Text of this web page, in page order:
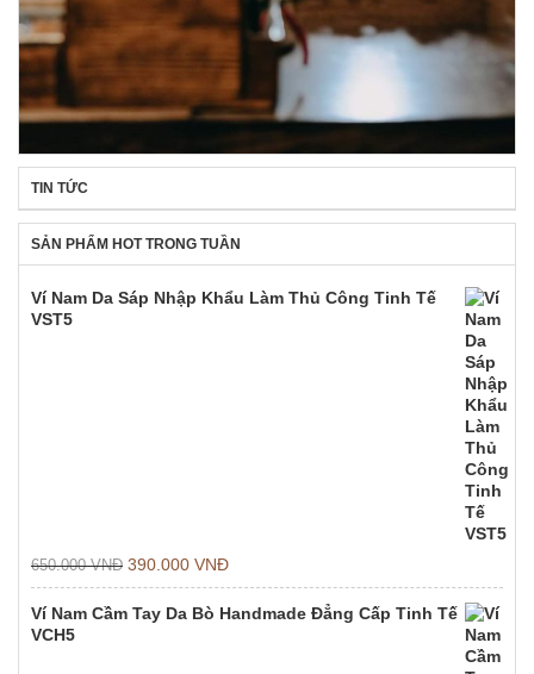
TIN TỨC
SẢN PHẨM HOT TRONG TUẦN
Ví Nam Da Sáp Nhập Khẩu Làm Thủ Công Tinh Tế
VST5
650.000VNĐ 390.000 VNĐ
Ví Nam Cầm Tay Da Bò Handmade Đẳng Cấp Tinh Tế
VCH5